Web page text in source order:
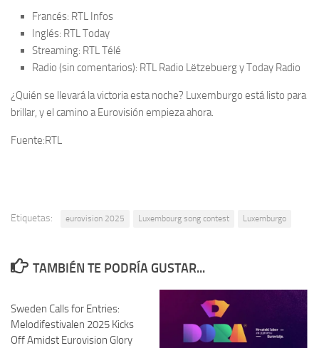
Francés: RTL Infos
Inglés: RTL Today
Streaming: RTL Télé
Radio (sin comentarios): RTL Radio Lëtzebuerg y Today Radio
¿Quién se llevará la victoria esta noche? Luxemburgo está listo para
brillar, y el camino a Eurovisión empieza ahora.
Fuente:RTL
Etiquetas: eurovision 2025 Luxembourg song contest Luxemburgo
TAMBIÉN TE PODRÍA GUSTAR...
Sweden Calls for Entries:
Melodifestivalen 2025 Kicks
Off Amidst Eurovision Glory